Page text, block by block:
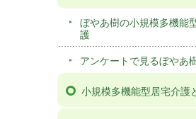
ぼやあ樹の小規模多機能
護
アンケートで見るぼやあ
小規模多機能型居宅介護